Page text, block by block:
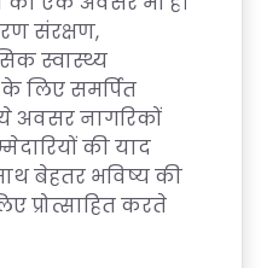
संरक्षण,
स्वास्थ्य
लिए समर्पित
ये अवसर नागरिकों
की याद
बेहतर भविष्य की
प्रोत्साहित करते